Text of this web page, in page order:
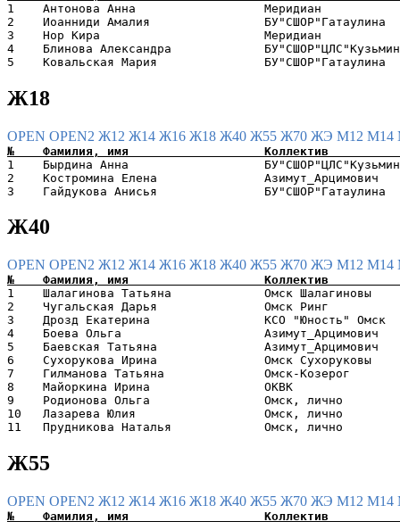
1    Антонова Анна                  Меридиан
2    Иоанниди Амалия
3    Нор Кира                       Меридиан
4    Блинова Александра
Ж18
OPEN OPEN2 Ж12 Ж14 Ж16 Ж18 Ж40 Ж55 Ж70 ЖЭ М12 М14
1    Бырдина Анна
2    Костромина Елена
Ж40
OPEN OPEN2 Ж12 Ж14 Ж16 Ж18 Ж40 Ж55 Ж70 ЖЭ М12 М14
1    Шалагинова Татьяна             Омск
2    Чугальская Дарья               Омск Ринг
3    Дрозд Екатерина                КСО "Юность"
4    Боева Ольга
5    Баевская Татьяна
6    Сухорукова Ирина               Омск
7    Гилманова Татьяна              Омск-
8    Майоркина Ирина                ОКВК
9    Родионова Ольга                Омск, лично
10   Лазарева Юлия                  Омск, лично
Ж55
OPEN OPEN2 Ж12 Ж14 Ж16 Ж18 Ж40 Ж55 Ж70 ЖЭ М12 М14